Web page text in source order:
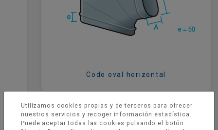
Codo oval horizontal
Utilizamos cookies propias y de terceros para ofrecer
nuestros servicios y recoger información estadística.
Puede aceptar todas las cookies pulsando el botón